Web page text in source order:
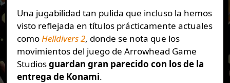
Una jugabilidad tan pulida que incluso la hemos
visto reflejada en títulos prácticamente actuales
como Helldivers 2, donde se nota que los
movimientos del juego de Arrowhead Game
Studiosguardan gran parecido con los de la
entrega de Konami.